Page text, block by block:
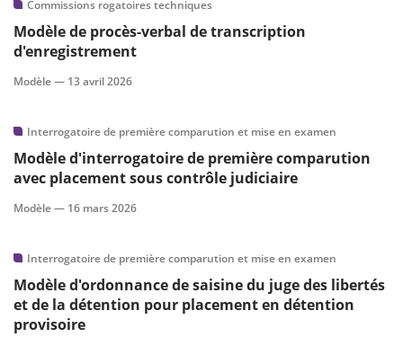
Commissions rogatoires techniques
Modèle de procès-verbal de transcription
d'enregistrement
Modèle — 13 avril 2026
Interrogatoire de première comparution et mise en examen
Modèle d'interrogatoire de première comparution
avec placement sous contrôle judiciaire
Modèle — 16 mars 2026
Interrogatoire de première comparution et mise en examen
Modèle d'ordonnance de saisine du juge des libertés
et de la détention pour placement en détention
provisoire